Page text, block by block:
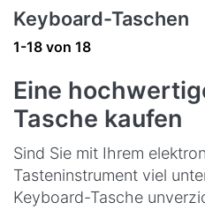
Keyboard-Taschen
Suchergebnisse:
1-18 von 18
Eine
Tasche kaufen
Sind Sie mit Ihrem
Tasteninstrument viel
Keyboard-Tasche